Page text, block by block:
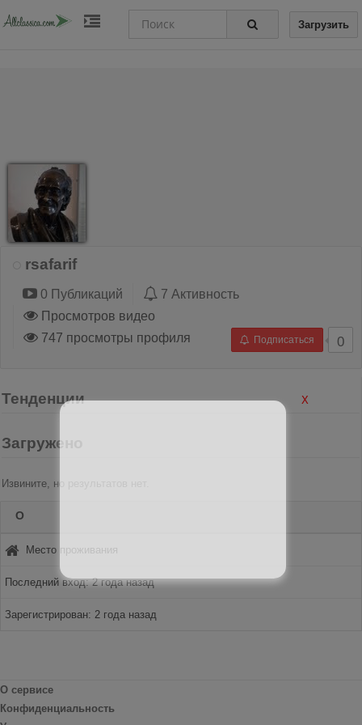
Загрузить
rsafarif
0 Публикаций
7 Активность
Просмотров видео
747 просмотры профиля
Подписаться 0
Тенденции
Загружено
Извините, но результатов нет.
О
Место проживания
Последний вход: 2 года назад
Зарегистрирован: 2 года назад
О сервисе
Конфиденциальность
X